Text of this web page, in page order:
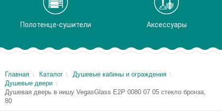
Полотенце-сушители Аксессуары
Главная Каталог
Душевые кабины и ограждения
Душевые двери
Душевая дверь в нишу VegasGlass E2P 0080 07 05 стекло бронза,
80